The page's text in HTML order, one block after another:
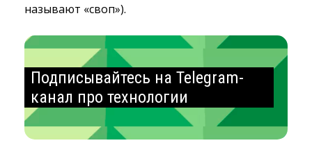
называют «своп»).
Подписывайтесь на Telegram-
канал про технологии